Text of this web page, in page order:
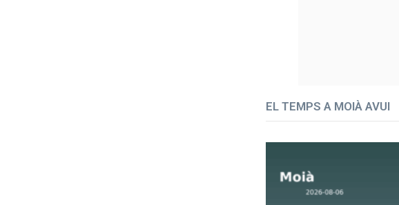
EL TEMPS A MOIÀ AVUI